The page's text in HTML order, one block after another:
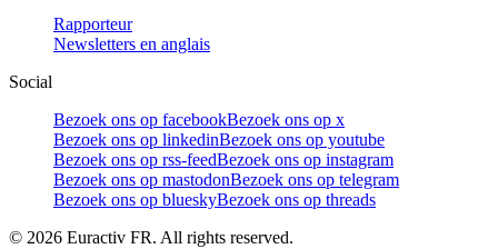
Rapporteur
Newsletters en anglais
Social
Bezoek ons op facebookBezoek ons op x
Bezoek ons op linkedinBezoek ons op youtube
Bezoek ons op rss-feedBezoek ons op instagram
Bezoek ons op mastodonBezoek ons op telegram
Bezoek ons op blueskyBezoek ons op threads
© 2026 Euractiv FR. All rights reserved.